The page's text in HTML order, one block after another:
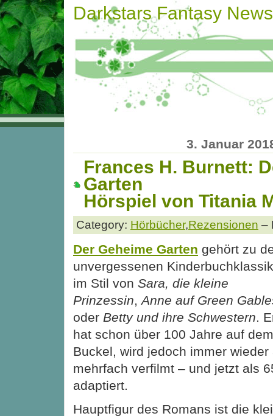
Darkstars Fantasy News
3. Januar
Frances H. Burnett:
Garten
Hörspiel von Titania
Category: Hörbücher,Rezensionen –
Der Geheime Garten gehört zu
unvergessenen
im Stil von Sara, die kleine
Prinzessin,Anne auf Green
oder Betty und ihre Schwestern.
hat schon über 100 Jahre auf dem
Buckel, wird jedoch immer
mehrfach verfilmt – und jetzt als
adaptiert.
Hauptfigur des Romans ist die